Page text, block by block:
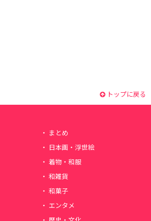
トップに戻る
まとめ
日本画・浮世絵
着物・和服
和雑貨
和菓子
エンタメ